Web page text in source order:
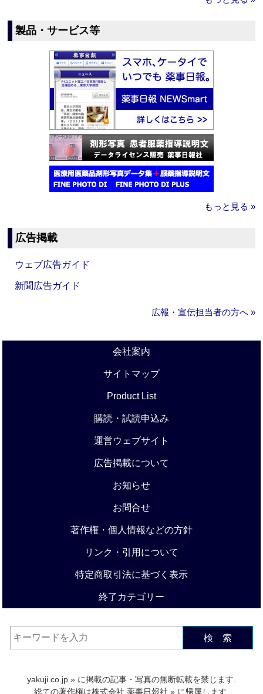
製品・サービス等
もっと見る »
広告掲載
ウェブ広告ガイド
新聞広告ガイド
広報・宣伝担当者の方へ »
会社案内
サイトマップ
Product List
購読・試読申込み
運営ウェブサイト
広告掲載について
お知らせ
お問合せ
著作権・個人情報などの方針
リンク・引用について
特定商取引法に基づく表示
終了カテゴリー
検 索
yakuji.co.jp » に掲載の記事・写真の無断転載を禁じます.
総ての著作権は株式会社 薬事日報社 » に帰属します.